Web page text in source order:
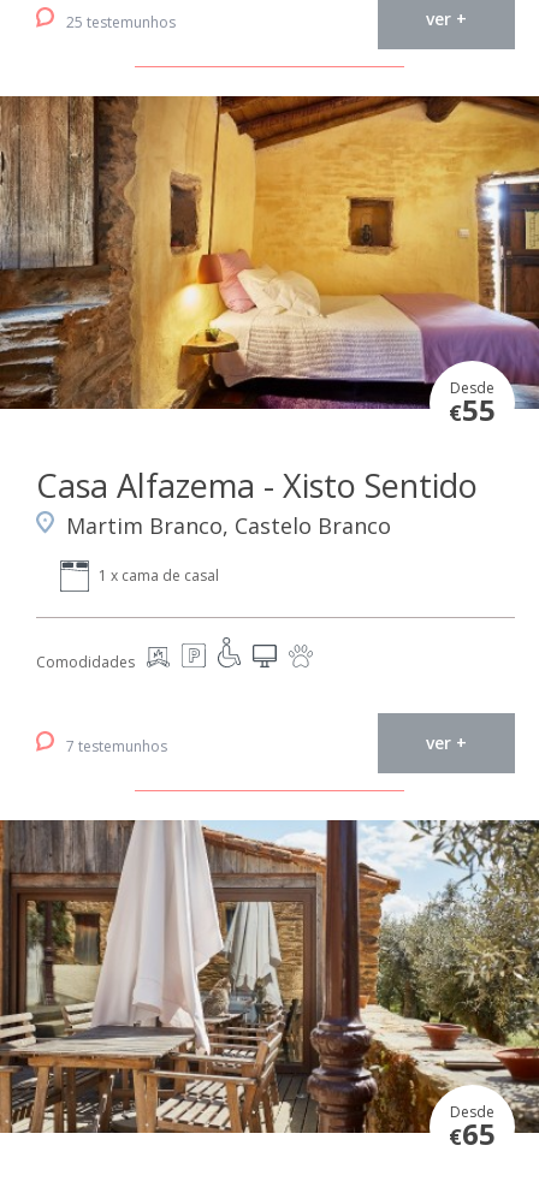
25 testemunhos ver +
Desde
€55
Casa Alfazema - Xisto Sentido
Martim Branco, Castelo Branco
1 x cama de casal
Comodidades
7 testemunhos ver +
Desde
€65